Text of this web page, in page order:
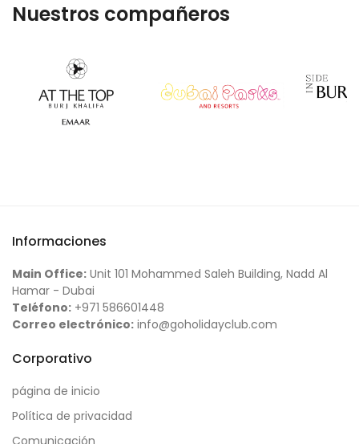
Nuestros compañeros
Informaciones
Main Office: Unit 101 Mohammed Saleh Building, Nadd Al
Hamar - Dubai
Teléfono: +971 586601448
Correo electrónico: info@goholidayclub.com
Corporativo
página de inicio
Política de privacidad
Comunicación